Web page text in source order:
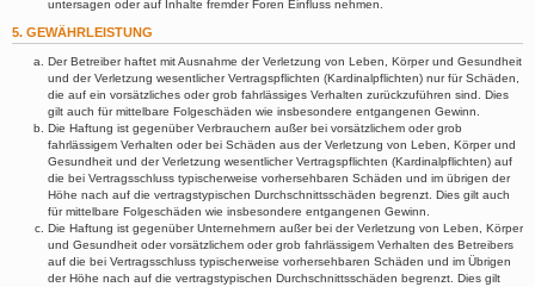
untersagen oder auf Inhalte fremder Foren Einfluss nehmen.
5. GEWÄHRLEISTUNG
Der Betreiber haftet mit Ausnahme der Verletzung von Leben, Körper und Gesundheit
und der Verletzung wesentlicher Vertragspflichten (Kardinalpflichten) nur für Schäden,
die auf ein vorsätzliches oder grob fahrlässiges Verhalten zurückzuführen sind. Dies
gilt auch für mittelbare Folgeschäden wie insbesondere entgangenen Gewinn.
Die Haftung ist gegenüber Verbrauchern außer bei vorsätzlichem oder grob
fahrlässigem Verhalten oder bei Schäden aus der Verletzung von Leben, Körper und
Gesundheit und der Verletzung wesentlicher Vertragspflichten (Kardinalpflichten) auf
die bei Vertragsschluss typischerweise vorhersehbaren Schäden und im übrigen der
Höhe nach auf die vertragstypischen Durchschnittsschäden begrenzt. Dies gilt auch
für mittelbare Folgeschäden wie insbesondere entgangenen Gewinn.
Die Haftung ist gegenüber Unternehmern außer bei der Verletzung von Leben, Körper
und Gesundheit oder vorsätzlichem oder grob fahrlässigem Verhalten des Betreibers
auf die bei Vertragsschluss typischerweise vorhersehbaren Schäden und im Übrigen
der Höhe nach auf die vertragstypischen Durchschnittsschäden begrenzt. Dies gilt